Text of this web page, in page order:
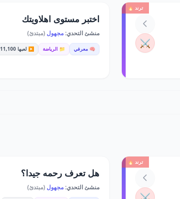
ترند 🔥
⚔️
اختبر مستوى اهلاويتك
منشئ التحدي:مجهول(مبتدئ)
🧠 معرفي 📁 الرياضة ▶️ لعبها 11,100
ترند 🔥
هل تعرف رحمه جيدا؟
منشئ التحدي:مجهول(مبتدئ)